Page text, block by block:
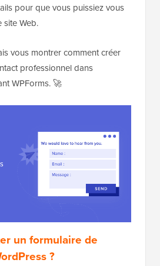
pour que vous puissiez vous
site Web.
vous montrer comment créer
professionnel dans
WPForms. 🚀
un formulaire de
?